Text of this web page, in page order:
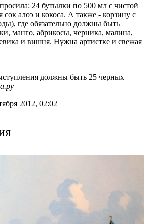
24 бутылки по 500 мл с чистой
сок алоэ и кокоса. А также - корзину с
где обязательно должны быть
манго, абрикосы, черника, малина,
и вишня. Нужна артистке и свежая
должны быть 25 черных
2012, 02:02